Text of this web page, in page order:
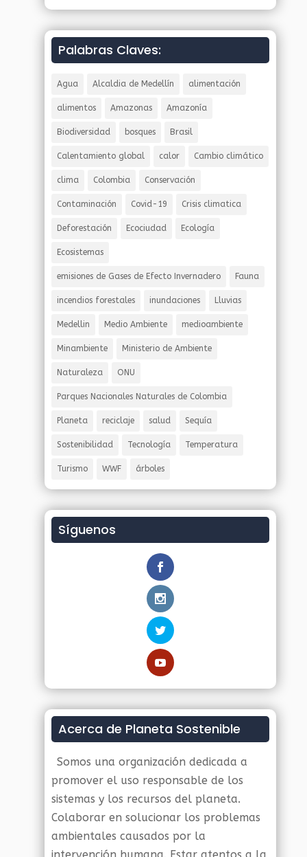
Palabras Claves:
Agua Alcaldia de Medellín alimentación
alimentos Amazonas Amazonía
Biodiversidad bosques Brasil
Calentamiento global calor Cambio climático
clima Colombia Conservación
Contaminación Covid-19 Crisis climatica
Deforestación Ecociudad Ecología
Ecosistemas
emisiones de Gases de Efecto Invernadero Fauna
incendios forestales inundaciones Lluvias
Medellin Medio Ambiente medioambiente
Minambiente Ministerio de Ambiente
Naturaleza ONU
Parques Nacionales Naturales de Colombia
Planeta reciclaje salud Sequía
Sostenibilidad Tecnología Temperatura
Turismo WWF árboles
Síguenos
Acerca de Planeta Sostenible
Somos una organización dedicada a
promover el uso responsable de los
sistemas y los recursos del planeta.
Colaborar en solucionar los problemas
ambientales causados por la